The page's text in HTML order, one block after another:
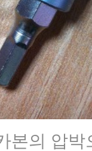
본의 압박